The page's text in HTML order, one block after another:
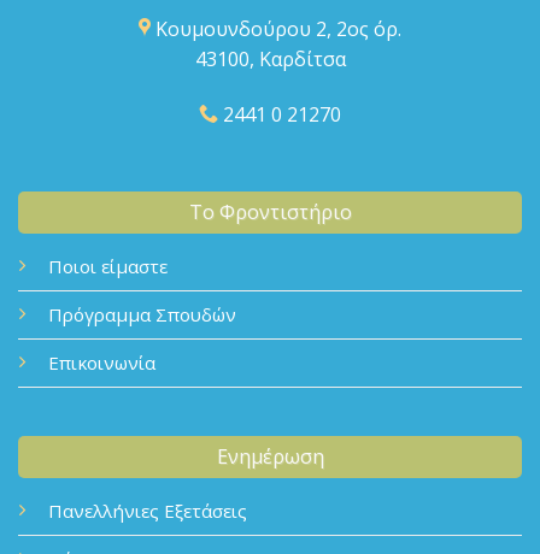
Κουμουνδούρου 2, 2ος όρ.
43100, Καρδίτσα
2441 0 21270
Το Φροντιστήριο
Ποιοι είμαστε
Πρόγραμμα Σπουδών
Επικοινωνία
Ενημέρωση
Πανελλήνιες Εξετάσεις